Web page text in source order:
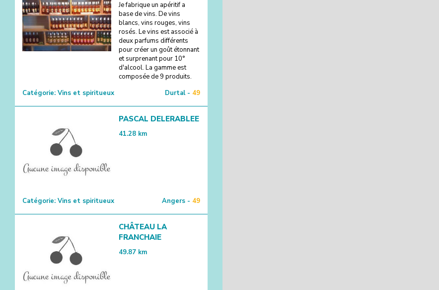
Je fabrique un apéritif a
base de vins. De vins
blancs, vins rouges, vins
rosés. Le vins est associé à
deux parfums différents
pour créer un goût étonnant
et surprenant pour 10°
d'alcool. La gamme est
composée de 9 produits.
Catégorie: Vins et spiritueux Durtal - 49
PASCAL DELERABLEE
41.28 km
Catégorie: Vins et spiritueux Angers - 49
CHÂTEAU LA
FRANCHAIE
49.87 km